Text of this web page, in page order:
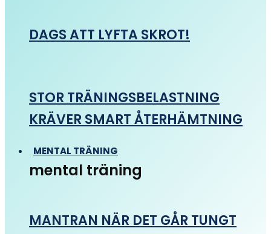
DAGS ATT LYFTA SKROT!
STOR TRÄNINGSBELASTNING
KRÄVER SMART ÅTERHÄMTNING
MENTAL TRÄNING
mental träning
MANTRAN NÄR DET GÅR TUNGT